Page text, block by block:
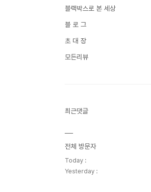
블랙박스로 본 세상
블 로 그
초 대 장
모든리뷰
최근댓글
전체 방문자
Today :
Yesterday :